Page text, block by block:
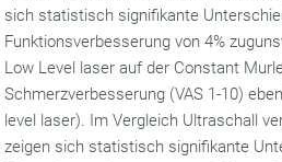
sich statistisch signifikante
Funktionsverbesserung von 4%
Low Level laser auf der Constant
Schmerzverbesserung (VAS 1-10)
level laser). Im Vergleich Ultraschall
zeigen sich statistisch signifikante